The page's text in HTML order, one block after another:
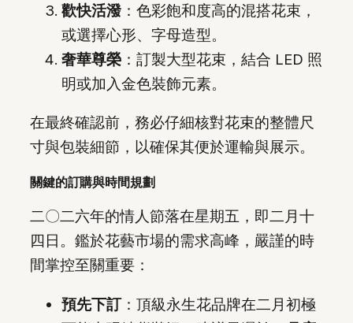
歡快活潑 ：色彩飽和度高的混搭花束，
或選擇心形、字母造型。
奢華尊榮 ：訂製大型花束，結合 LED 照
明或加入金色裝飾元素。
在最終確認前，務必仔細核對花束的整體尺
寸與包裝細節，以確保其便於運輸與展示。
關鍵的訂購與時間規劃
二〇二六年的情人節落在星期五，即二月十
四日。鑑於花藝市場的需求高峰，嚴謹的時
間掌控至關重要：
預先下訂：頂級永生花品牌在二月初極